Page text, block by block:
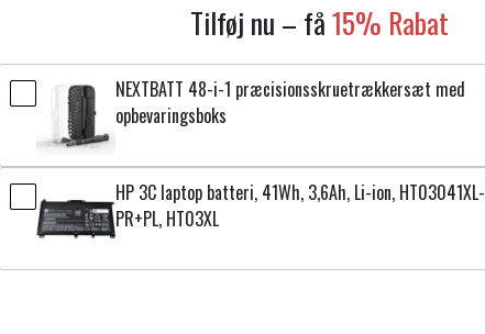
Tilføj nu – få15% Rabat
NEXTBATT 48-i-1 præcisionsskruetrækkersæt med
opbevaringsboks
HP 3C laptop batteri, 41Wh, 3,6Ah, Li-ion, HT03041XL-
PR+PL, HT03XL